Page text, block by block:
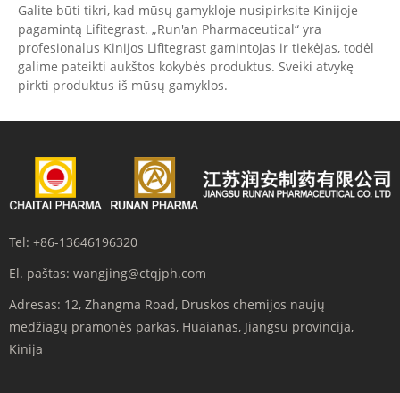
Galite būti tikri, kad mūsų gamykloje nusipirksite Kinijoje
pagamintą Lifitegrast. „Run'an Pharmaceutical“ yra
profesionalus Kinijos Lifitegrast gamintojas ir tiekėjas, todėl
galime pateikti aukštos kokybės produktus. Sveiki atvykę
pirkti produktus iš mūsų gamyklos.
Tel: +86-13646196320
El. paštas: wangjing@ctqjph.com
Adresas: 12, Zhangma Road, Druskos chemijos naujų
medžiagų pramonės parkas, Huaianas, Jiangsu provincija,
Kinija